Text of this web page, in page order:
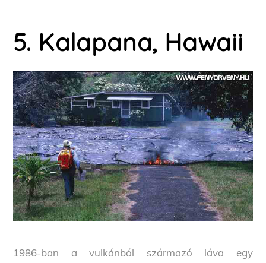
5. Kalapana, Hawaii
1986-ban a vulkánból származó láva egy